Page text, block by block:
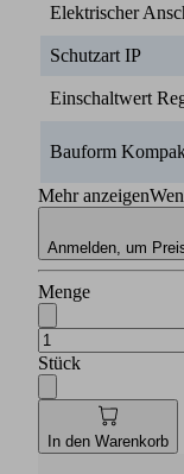
Elektrischer
Schutzart IP
Einschaltwert
Bauform
Mehr anzeigen
Anmelden, um
Menge
Stück
In den Warenkorb